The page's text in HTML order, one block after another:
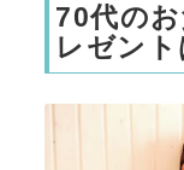
70代の
レゼン